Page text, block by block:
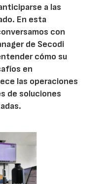
a las
En esta
con
de Secodi
cómo su
en
las operaciones
de soluciones